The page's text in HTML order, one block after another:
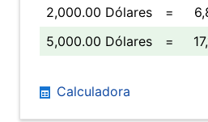
2,000.00 Dólares
=
5,000.00 Dólares
=
Calculadora